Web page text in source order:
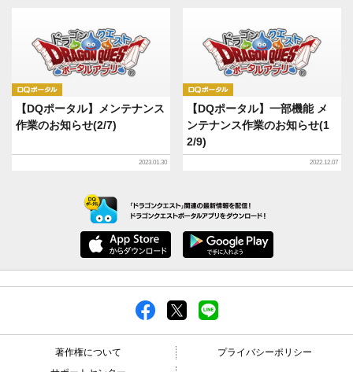
【DQポータル】メンテナンス
作業のお知らせ(2/7)
2023.01.30
【DQポータル】一部機能 メ
ンテナンス作業のお知らせ(1
2/9)
2022.12.07
著作権について
プライバシーポリシー